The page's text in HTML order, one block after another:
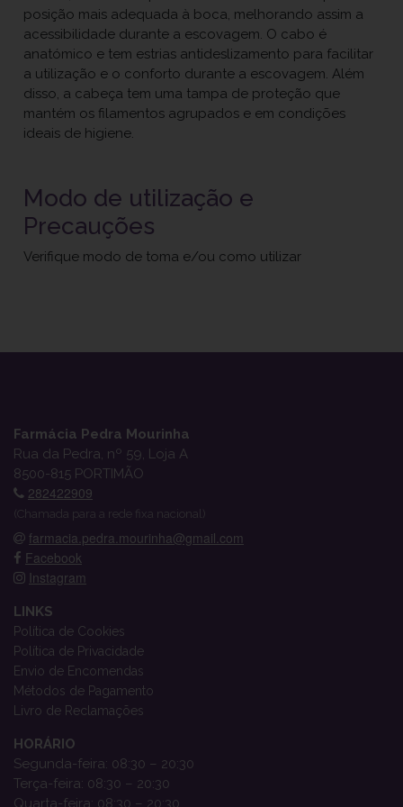
posição mais adequada à boca, melhorando assim a
acessibilidade durante a escovagem. O cabo é
anatómico e tem estrias antideslizamento para facilitar
a utilização e o conforto durante a escovagem. Além
disso, a cabeça tem uma tampa de proteção que
mantém os filamentos agrupados e em condições
ideais de higiene.
Modo de utilização e
Precauções
Verifique modo de toma e/ou como utilizar
Farmácia Pedra Mourinha
Rua da Pedra, nº 59, Loja A
8500-815 PORTIMÃO
282422909
(Chamada para a rede fixa nacional)
farmacia.pedra.mourinha@gmail.com
Facebook
Instagram
LINKS
Política de Cookies
Política de Privacidade
Envio de Encomendas
Métodos de Pagamento
Livro de Reclamações
HORÁRIO
Segunda-feira: 08:30 – 20:30
Terça-feira: 08:30 – 20:30
Quarta-feira: 08:30 – 20:30